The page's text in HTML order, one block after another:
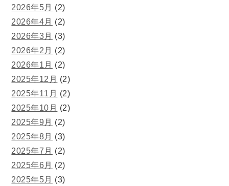
2026年5月 (2)
2026年4月 (2)
2026年3月 (3)
2026年2月 (2)
2026年1月 (2)
2025年12月 (2)
2025年11月 (2)
2025年10月 (2)
2025年9月 (2)
2025年8月 (3)
2025年7月 (2)
2025年6月 (2)
2025年5月 (3)